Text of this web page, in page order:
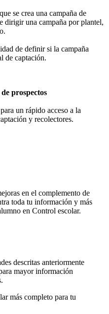
se crea una campaña de
dirigir una campaña por plantel,
de definir si la campaña
de captación.
prospectos
un rápido acceso a la
y recolectores.
en el complemento de
toda tu información y más
en Control escolar.
descritas anteriormente
mayor información
más completo para tu